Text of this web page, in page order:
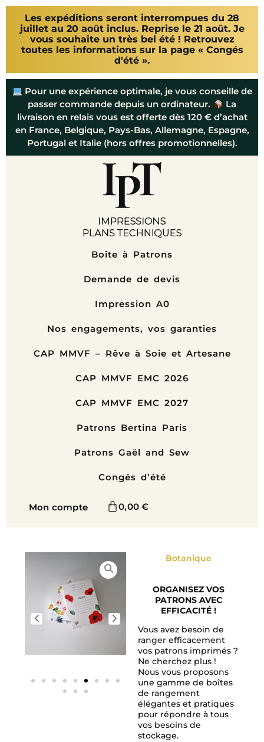
Les expéditions seront interrompues du 28
juillet au 20 août inclus. Reprise le 21 août. Je
vous souhaite un très bel été ! Retrouvez
toutes les informations sur la page « Congés
d'été ».
Pour une expérience optimale, je vous conseille de
passer commande depuis un ordinateur.
La
livraison en relais vous est offerte dès 120 € d’achat
en France, Belgique, Pays-Bas, Allemagne, Espagne,
Portugal et Italie (hors offres promotionnelles).
Boîte à Patrons
Demande de devis
Impression A0
Nos engagements, vos garanties
CAP MMVF – Rêve à Soie et Artesane
CAP MMVF EMC 2026
CAP MMVF EMC 2027
Patrons Bertina Paris
Patrons Gaël and Sew
Congés d’été
Mon compte 0,00€
Botanique
ORGANISEZ VOS
PATRONS AVEC
EFFICACITÉ !
Vous avez besoin de
ranger efficacement
vos patrons imprimés ?
Ne cherchez plus !
Nous vous proposons
une gamme de boîtes
de rangement
élégantes et pratiques
pour répondre à tous
vos besoins de
stockage.